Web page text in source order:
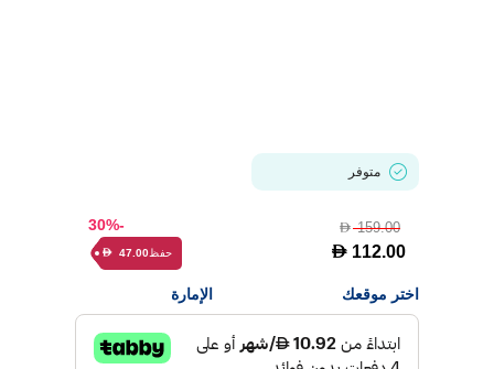
متوفر
D159.00
D 112.00
-30%
حفظ D 47.00
اختر موقعك الإمارة